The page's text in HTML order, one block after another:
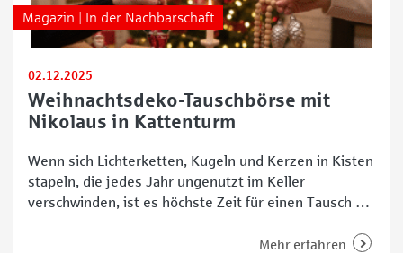
Magazin | In der Nachbarschaft
02.12.2025
Weihnachtsdeko-Tauschbörse mit
Nikolaus in Kattenturm
Wenn sich Lichterketten, Kugeln und Kerzen in Kisten
stapeln, die jedes Jahr ungenutzt im Keller
verschwinden, ist es höchste Zeit für einen Tausch –
Gelegenheit: Am Nikolaustag lädt das Bürgerhaus
Mehr erfahren